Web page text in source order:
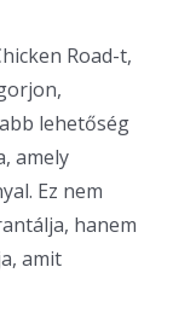
Road-t,
lehetőség
amely
Ez nem
hanem
amit